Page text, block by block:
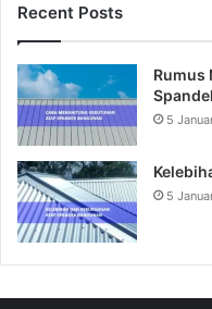
Recent Posts
Rumus
5
5